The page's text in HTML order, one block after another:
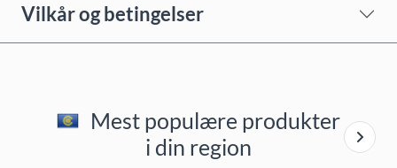
Vilkår og betingelser
Mest populære produkter
i din region